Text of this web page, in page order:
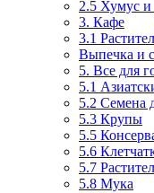
2.5 Хумус и
3. Кафе
3.1
Выпечка и
5. Все для
5.1
5.2 Семена
5.3 Крупы
5.5
5.6
5.7
5.8 Мука